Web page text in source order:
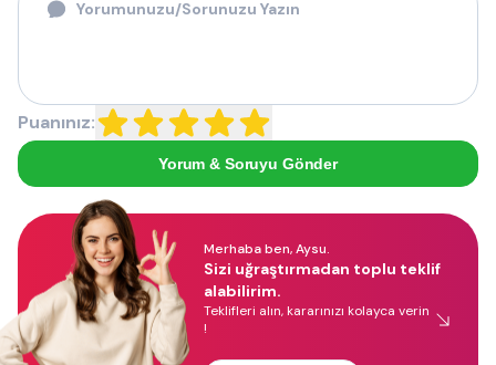
Puanınız:
Yorum & Soruyu Gönder
Merhaba ben, Aysu.
Sizi uğraştırmadan toplu teklif
alabilirim.
Teklifleri alın, kararınızı kolayca verin
!